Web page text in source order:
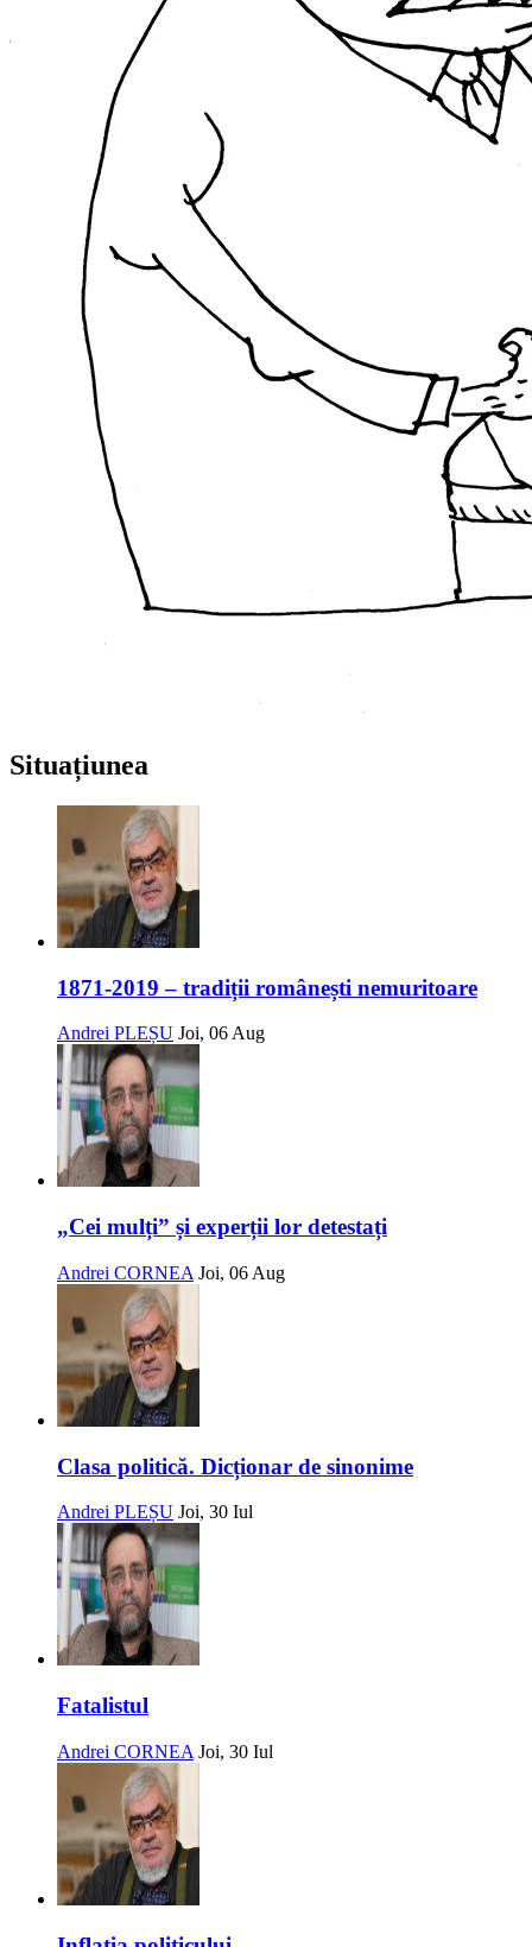
Situațiunea
1871-2019 – tradiții românești nemuritoare
Andrei PLEȘU Joi, 06 Aug
„Cei mulți” și experții lor detestați
Andrei CORNEA Joi, 06 Aug
Clasa politică. Dicționar de sinonime
Andrei PLEȘU Joi, 30 Iul
Fatalistul
Andrei CORNEA Joi, 30 Iul